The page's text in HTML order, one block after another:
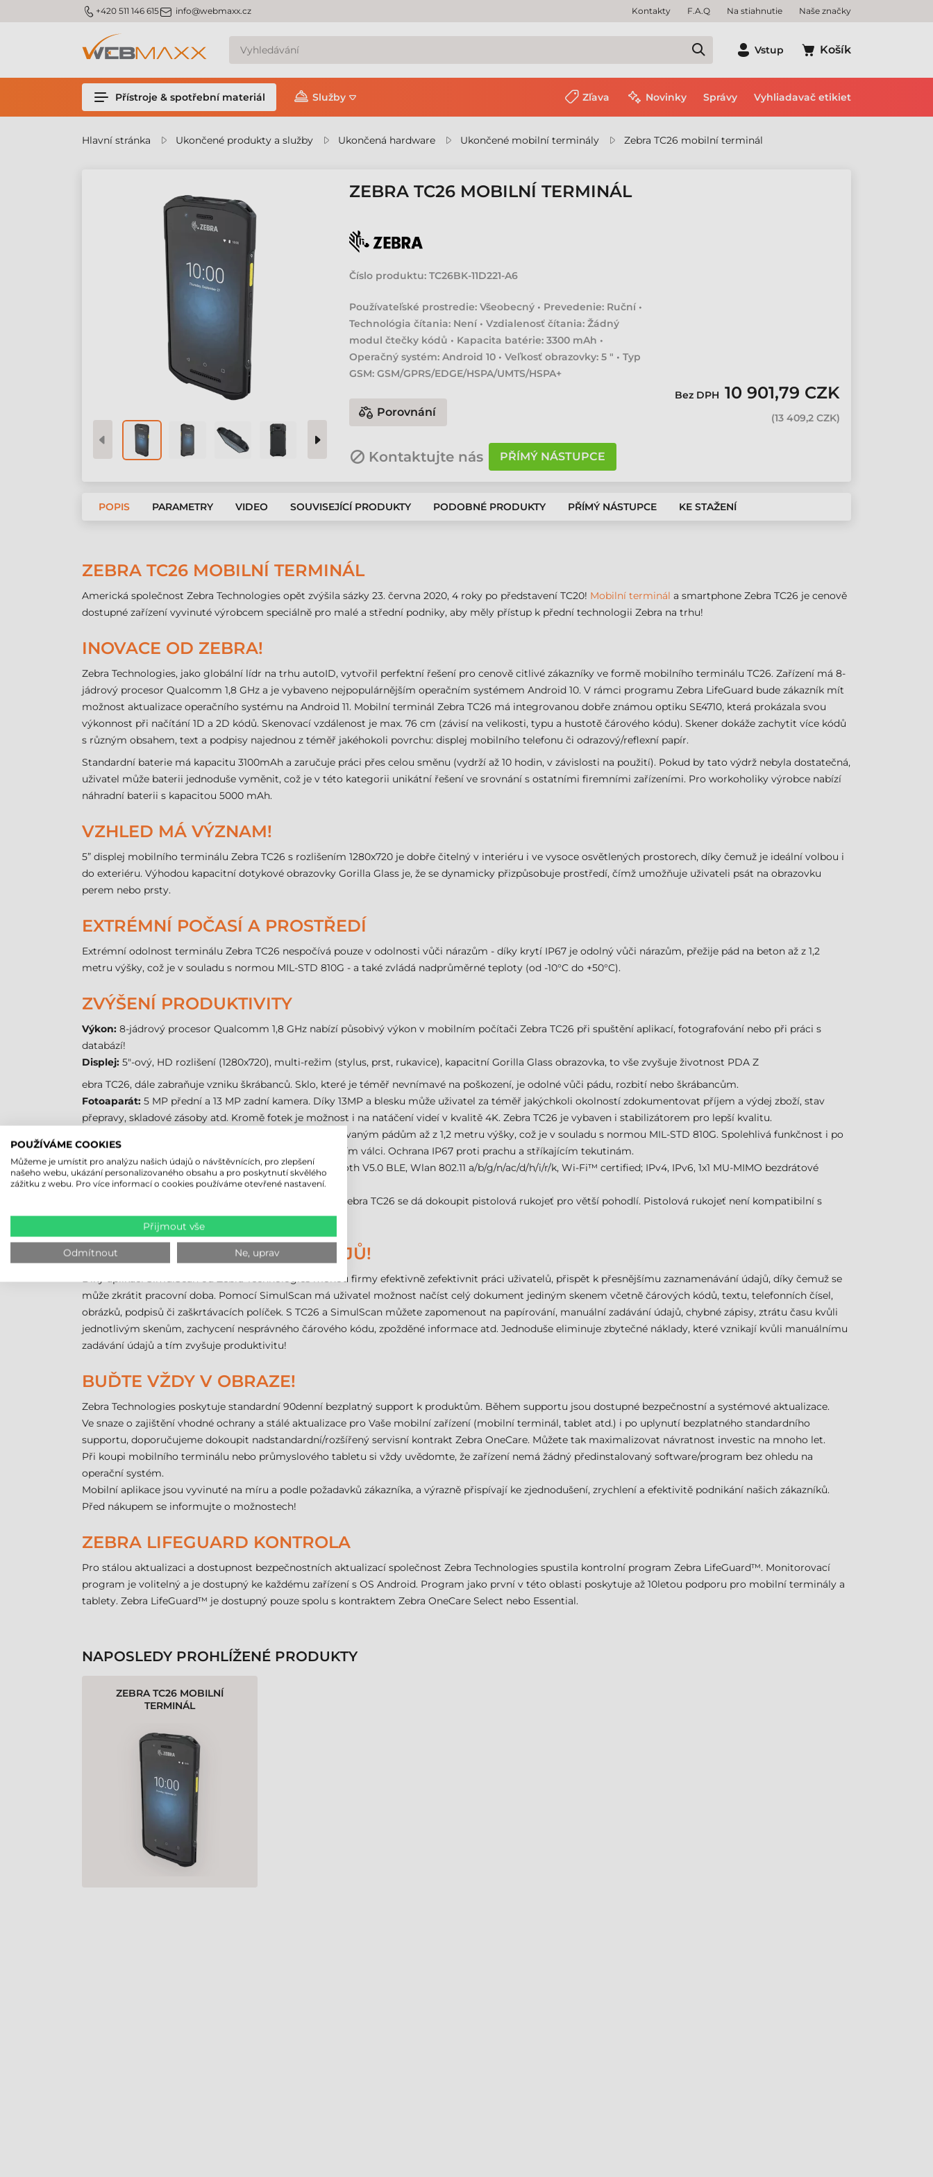
m_phone +420 511 146 615m_email info@webmaxx.cz Kontakty F.A.Q Na stiahnutie Naše značky
Vstup Košík
Přístroje & spotřební materiál Služby Zľava Novinky Správy Vyhliadavač etikiet
Hlavní stránka Ukončené produkty a služby Ukončená hardware Ukončené mobilní terminály Zebra TC26 mobilní terminál
ZEBRA TC26 MOBILNÍ TERMINÁL
Číslo produktu: TC26BK-11D221-A6
Používateľské prostredie: Všeobecný • Prevedenie: Ruční •
Technológia čítania: Není • Vzdialenosť čítania: Žádný
modul čtečky kódů • Kapacita batérie: 3300 mAh •
Operačný systém: Android 10 • Veľkosť obrazovky: 5 " • Typ
GSM: GSM/GPRS/EDGE/HSPA/UMTS/HSPA+
Porovnání
Bez DPH 10 901,79 CZK
(13 409,2 CZK)
Kontaktujte nás PŘÍMÝ NÁSTUPCE
POPIS PARAMETRY VIDEO SOUVISEJÍCÍ PRODUKTY PODOBNÉ PRODUKTY PŘÍMÝ NÁSTUPCE KE STAŽENÍ
ZEBRA TC26 MOBILNÍ TERMINÁL
Americká společnost Zebra Technologies opět zvýšila sázky 23. června 2020, 4 roky po představení TC20! Mobilní terminál a smartphone Zebra TC26 je cenově
dostupné zařízení vyvinuté výrobcem speciálně pro malé a střední podniky, aby měly přístup k přední technologii Zebra na trhu!
INOVACE OD ZEBRA!
Zebra Technologies, jako globální lídr na trhu autoID, vytvořil perfektní řešení pro cenově citlivé zákazníky ve formě mobilního terminálu TC26. Zařízení má 8-
jádrový procesor Qualcomm 1,8 GHz a je vybaveno nejpopulárnějším operačním systémem Android 10. V rámci programu Zebra LifeGuard bude zákazník mít
možnost aktualizace operačního systému na Android 11. Mobilní terminál Zebra TC26 má integrovanou dobře známou optiku SE4710, která prokázala svou
výkonnost při načítání 1D a 2D kódů. Skenovací vzdálenost je max. 76 cm (závisí na velikosti, typu a hustotě čárového kódu). Skener dokáže zachytit více kódů
s různým obsahem, text a podpisy najednou z téměř jakéhokoli povrchu: displej mobilního telefonu či odrazový/reflexní papír.
Standardní baterie má kapacitu 3100mAh a zaručuje práci přes celou směnu (vydrží až 10 hodin, v závislosti na použití). Pokud by tato výdrž nebyla dostatečná,
uživatel může baterii jednoduše vyměnit, což je v této kategorii unikátní řešení ve srovnání s ostatními firemními zařízeními. Pro workoholiky výrobce nabízí
náhradní baterii s kapacitou 5000 mAh.
VZHLED MÁ VÝZNAM!
5” displej mobilního terminálu Zebra TC26 s rozlišením 1280x720 je dobře čitelný v interiéru i ve vysoce osvětlených prostorech, díky čemuž je ideální volbou i
do exteriéru. Výhodou kapacitní dotykové obrazovky Gorilla Glass je, že se dynamicky přizpůsobuje prostředí, čímž umožňuje uživateli psát na obrazovku
perem nebo prsty.
EXTRÉMNÍ POČASÍ A PROSTŘEDÍ
Extrémní odolnost terminálu Zebra TC26 nespočívá pouze v odolnosti vůči nárazům - díky krytí IP67 je odolný vůči nárazům, přežije pád na beton až z 1,2
metru výšky, což je v souladu s normou MIL-STD 810G - a také zvládá nadprůměrné teploty (od -10°C do +50°C).
ZVÝŠENÍ PRODUKTIVITY
Výkon: 8-jádrový procesor Qualcomm 1,8 GHz nabízí působivý výkon v mobilním počítači Zebra TC26 při spuštění aplikací, fotografování nebo při práci s
databází!
Displej: 5"-ový, HD rozlišení (1280x720), multi-režim (stylus, prst, rukavice), kapacitní Gorilla Glass obrazovka, to vše zvyšuje životnost PDA Z
ebra TC26, dále zabraňuje vzniku škrábanců. Sklo, které je téměř nevnímavé na poškození, je odolné vůči pádu, rozbití nebo škrábancům.
Fotoaparát: 5 MP přední a 13 MP zadní kamera. Díky 13MP a blesku může uživatel za téměř jakýchkoli okolností zdokumentovat příjem a výdej zboží, stav
přepravy, skladové zásoby atd. Kromě fotek je možnost i na natáčení videí v kvalitě 4K. Zebra TC26 je vybaven i stabilizátorem pro lepší kvalitu.
Mobilní terminál Zebra TC26 odolá opakovaným pádům až z 1,2 metru výšky, což je v souladu s normou MIL-STD 810G. Spolehlivá funkčnost i po
300 pádech z 0,5m výšky podle testů výrobce v rotujícím válci. Ochrana IP67 proti prachu a stříkajícím tekutinám.
Komunikace:terminál Zebra TC26 nabízí NFC, Bluetooth V5.0 BLE, Wlan 802.11 a/b/g/n/ac/d/h/i/r/k, Wi-Fi™ certified; IPv4, IPv6, 1x1 MU-MIMO bezdrátové
technologie pro připojení kdekoli a kdykoli.
k mobilnímu terminálu Zebra TC26 se dá dokoupit pistolová rukojeť pro větší pohodlí. Pistolová rukojeť není kompatibilní s
každou konfigurací!
REVOLUCE V ZACHYCENÍ ÚDAJŮ!
Díky aplikaci SimulScan od Zebra Technologies mohou firmy efektivně zefektivnit práci uživatelů, přispět k přesnějšímu zaznamenávání údajů, díky čemuž se
může zkrátit pracovní doba. Pomocí SimulScan má uživatel možnost načíst celý dokument jediným skenem včetně čárových kódů, textu, telefonních čísel,
obrázků, podpisů či zaškrtávacích políček. S TC26 a SimulScan můžete zapomenout na papírování, manuální zadávání údajů, chybné zápisy, ztrátu času kvůli
jednotlivým skenům, zachycení nesprávného čárového kódu, zpožděné informace atd. Jednoduše eliminuje zbytečné náklady, které vznikají kvůli manuálnímu
zadávání údajů a tím zvyšuje produktivitu!
BUĎTE VŽDY V OBRAZE!
Zebra Technologies poskytuje standardní 90denní bezplatný support k produktům. Během supportu jsou dostupné bezpečnostní a systémové aktualizace.
Ve snaze o zajištění vhodné ochrany a stálé aktualizace pro Vaše mobilní zařízení (mobilní terminál, tablet atd.) i po uplynutí bezplatného standardního
supportu, doporučujeme dokoupit nadstandardní/rozšířený servisní kontrakt Zebra OneCare. Můžete tak maximalizovat návratnost investic na mnoho let.
Při koupi mobilního terminálu nebo průmyslového tabletu si vždy uvědomte, že zařízení nemá žádný předinstalovaný software/program bez ohledu na
operační systém.
Mobilní aplikace jsou vyvinuté na míru a podle požadavků zákazníka, a výrazně přispívají ke zjednodušení, zrychlení a efektivitě podnikání našich zákazníků.
Před nákupem se informujte o možnostech!
ZEBRA LIFEGUARD KONTROLA
Pro stálou aktualizaci a dostupnost bezpečnostních aktualizací společnost Zebra Technologies spustila kontrolní program Zebra LifeGuard™. Monitorovací
program je volitelný a je dostupný ke každému zařízení s OS Android. Program jako první v této oblasti poskytuje až 10letou podporu pro mobilní terminály a
tablety. Zebra LifeGuard™ je dostupný pouze spolu s kontraktem Zebra OneCare Select nebo Essential.
NAPOSLEDY PROHLÍŽENÉ PRODUKTY
ZEBRA TC26 MOBILNÍ
TERMINÁL
POUŽÍVÁME COOKIES
Můžeme je umístit pro analýzu našich údajů o návštěvnících, pro zlepšení
našeho webu, ukázání personalizovaného obsahu a pro poskytnutí skvělého
zážitku z webu. Pro více informací o cookies používáme otevřené nastavení.
Přijmout vše
Odmítnout Ne, uprav